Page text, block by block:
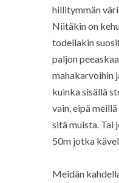
hillitymmän
Niitäkin on
todellakin
paljon
mahakarvoihin
kuinka sisällä
vain, eipä
sitä muista. Tai
50m jotka
Meidän